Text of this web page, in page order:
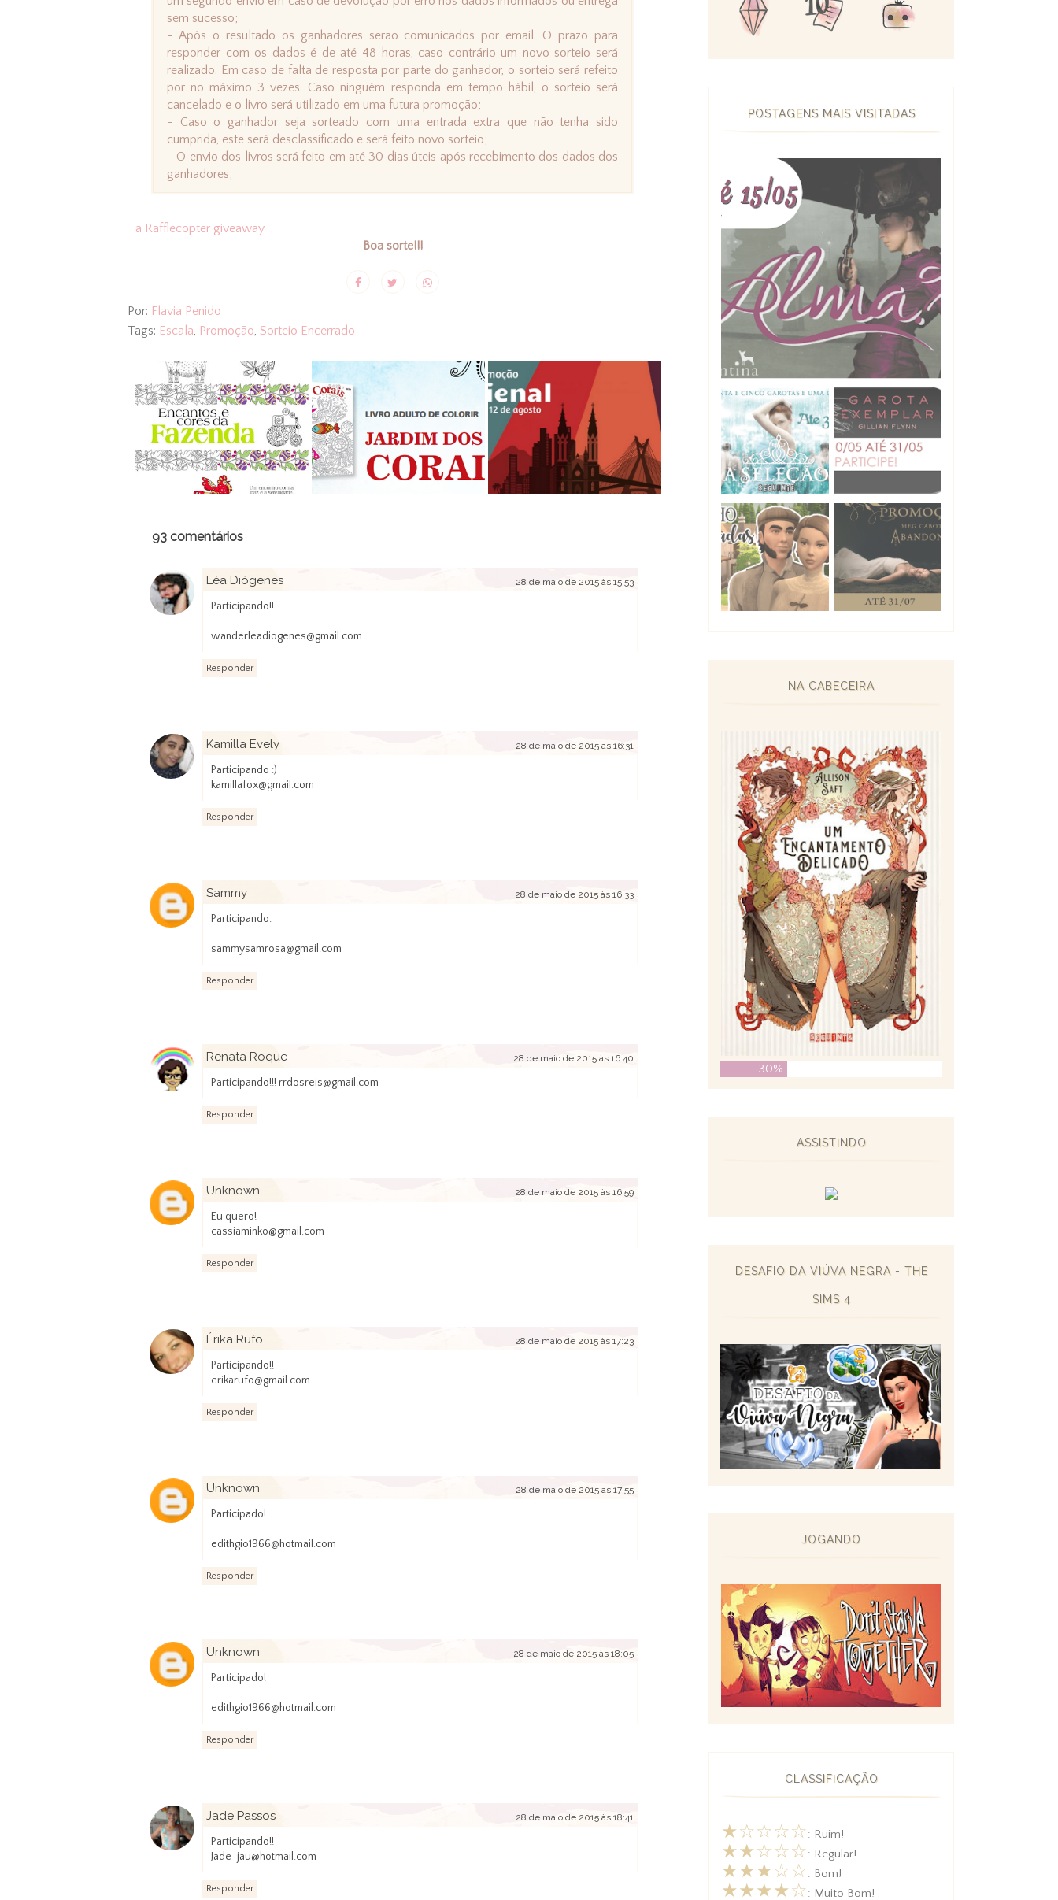
sem sucesso;
- Após o resultado os ganhadores serão comunicados por email. O prazo para
responder com os dados é de até 48 horas, caso contrário um novo sorteio será
realizado. Em caso de falta de resposta por parte do ganhador, o sorteio será refeito
por no máximo 3 vezes. Caso ninguém responda em tempo hábil, o sorteio será
cancelado e o livro será utilizado em uma futura promoção;
- Caso o ganhador seja sorteado com uma entrada extra que não tenha sido
cumprida, este será desclassificado e será feito novo sorteio;
- O envio dos livros será feito em até 30 dias úteis após recebimento dos dados dos
ganhadores;
a Rafflecopter giveaway
Boa sorte!!!
Por: Flavia Penido
Tags: Escala Promoção Sorteio Encerrado
93 comentários
Léa Diógenes 28 de maio de 2015 às 15:53
Participando!!
wanderleadiogenes@gmail.com
Responder
Kamilla Evely 28 de maio de 2015 às 16:31
Participando :)
kamillafox@gmail.com
Responder
Sammy 28 de maio de 2015 às 16:33
Participando.
sammysamrosa@gmail.com
Responder
Renata Roque 28 de maio de 2015 às 16:40
Participando!!! rrdosreis@gmail.com
Responder
Unknown 28 de maio de 2015 às 16:59
Eu quero!
cassiaminko@gmail.com
Responder
Érika Rufo 28 de maio de 2015 às 17:23
Participando!!
erikarufo@gmail.com
Responder
Unknown 28 de maio de 2015 às 17:55
Participado!
edithgio1966@hotmail.com
Responder
Unknown 28 de maio de 2015 às 18:05
Participado!
edithgio1966@hotmail.com
Responder
Jade Passos 28 de maio de 2015 às 18:41
Participando!!
Jade-jau@hotmail.com
Responder
POSTAGENS MAIS VISITADAS
NA CABECEIRA
30%
ASSISTINDO
DESAFIO DA VIÚVA NEGRA - THE
SIMS 4
JOGANDO
CLASSIFICAÇÃO
★☆☆☆☆: Ruim!
★★☆☆☆: Regular!
★★★☆☆: Bom!
★★★★☆: Muito Bom!